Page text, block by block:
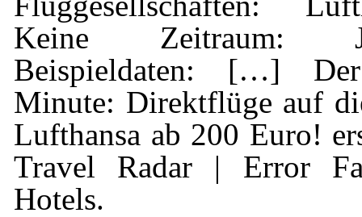
Keine Zeitraum:
Beispieldaten: […]
Minute: Direktflüge auf
Lufthansa ab 200 Euro!
Travel Radar | Error
Hotels.